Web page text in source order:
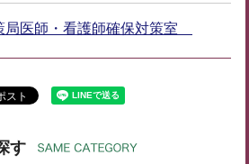
局医師・看護師確保対策室
す